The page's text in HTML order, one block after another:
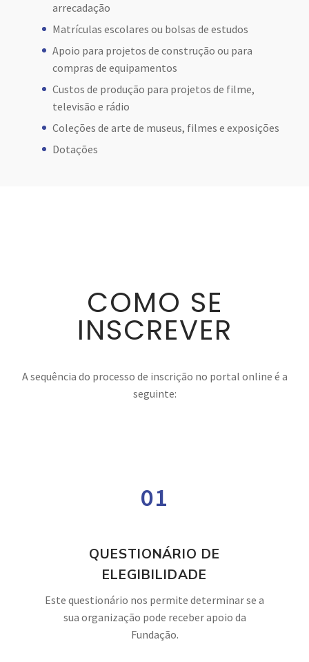
arrecadação
Matrículas escolares ou bolsas de estudos
Apoio para projetos de construção ou para
compras de equipamentos
Custos de produção para projetos de filme,
televisão e rádio
Coleções de arte de museus, filmes e exposições
Dotações
COMO SE
INSCREVER
A sequência do processo de inscrição no portal online é a
seguinte:
01
QUESTIONÁRIO DE
ELEGIBILIDADE
Este questionário nos permite determinar se a
sua organização pode receber apoio da
Fundação.